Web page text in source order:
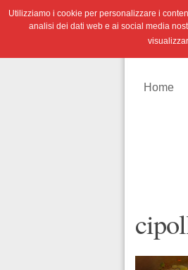
Home
Utilizziamo i cookie per personalizzare i
analisi dei dati web e ai social media